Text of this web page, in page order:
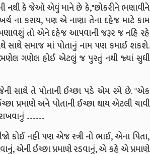
નથી કે જેઓ એવું માને છે કે,"છોકરીને ભણાવીને
ના કરાય, પણ એ નાણા તેના દહેજ માટે કામ
તો એને દહેજ આપવાની જરૂર જ નહિ રહે
સાથે સમાજ માં પોતાનું નામ પણ કમાઈ શકશે.
ભણેલ ગણેલ હોઈ એટલું જ પુરતું નથી જ્યાં સુધી
સાથે તે પોતાની ઈચ્છા પડે એમ રમે છે. "એક
પ્રમાણે અને પોતાની ઈચ્છા થાય એટલી ચાવી
............
કોઈ નહી પણ એજ સ્ત્રી નો ભાઈ, એના પિતા,
એની ઈચ્છા પ્રમાણે રડવાનું, એ કહે એ પ્રમાણે